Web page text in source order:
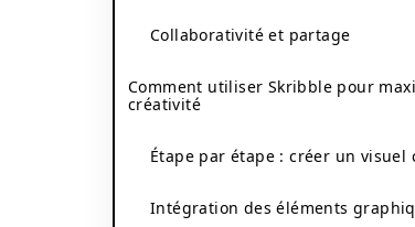
Collaborativité et partage
Comment utiliser Skribble pour
créativité
Étape par étape : créer un visuel
Intégration des éléments